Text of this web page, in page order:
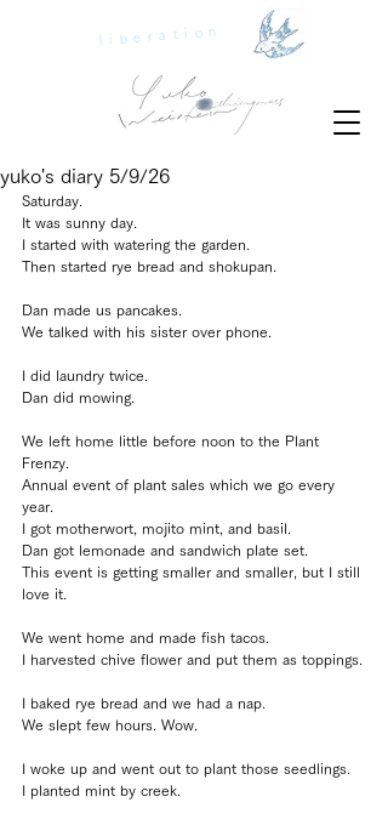
liberation
yuko's diary 5/9/26
Saturday.
It was sunny day.
I started with watering the garden.
Then started rye bread and shokupan.
Dan made us pancakes.
We talked with his sister over phone.
I did laundry twice.
Dan did mowing.
We left home little before noon to the Plant
Frenzy.
Annual event of plant sales which we go every
year.
I got motherwort, mojito mint, and basil.
Dan got lemonade and sandwich plate set.
This event is getting smaller and smaller, but I still
love it.
We went home and made fish tacos.
I harvested chive flower and put them as toppings.
I baked rye bread and we had a nap.
We slept few hours. Wow.
I woke up and went out to plant those seedlings.
I planted mint by creek.